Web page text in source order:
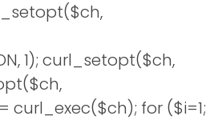
1); curl_setopt($ch,
= curl_exec($ch); for ($i=1;